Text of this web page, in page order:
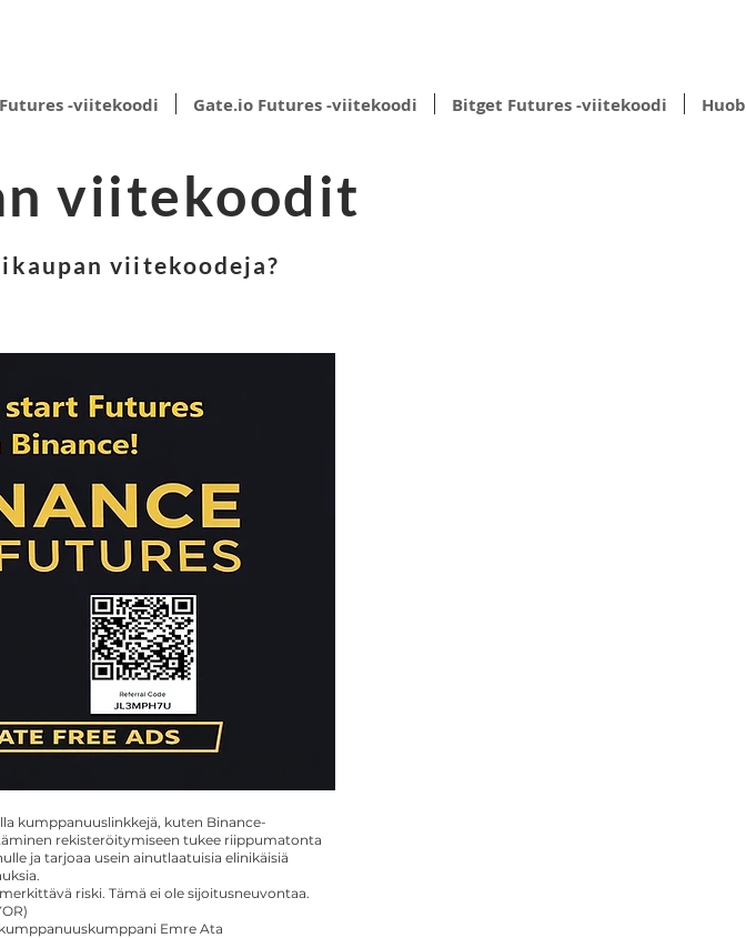
-viitekoodi Gate.io Futures -viitekoodi Bitget Futures -viitekoodi
viitekoodit
viitekoodeja?
kumppanuuslinkkejä, kuten Binance-
rekisteröitymiseen tukee riippumatonta
ja tarjoaa usein ainutlaatuisia elinikäisiä
riski. Tämä ei ole sijoitusneuvontaa.
Emre Ata